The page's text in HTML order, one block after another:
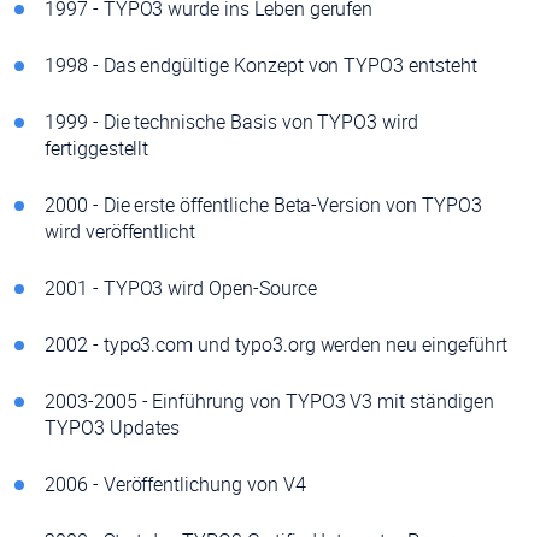
1997 - TYPO3 wurde ins Leben gerufen
1998 - Das endgültige Konzept von TYPO3 entsteht
1999 - Die technische Basis von TYPO3 wird
fertiggestellt
2000 - Die erste öffentliche Beta-Version von TYPO3
wird veröffentlicht
2001 - TYPO3 wird Open-Source
2002 - typo3.com und typo3.org werden neu eingeführt
2003-2005 - Einführung von TYPO3 V3 mit ständigen
TYPO3 Updates
2006 - Veröffentlichung von V4